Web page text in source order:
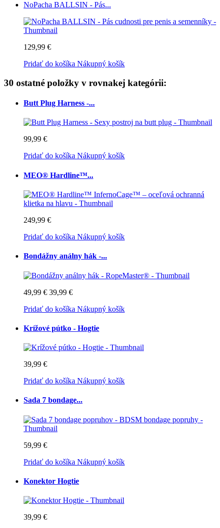
NoPacha BALLSIN - Pás...
129,99 €
Pridať do košíka Nákupný košík
30 ostatné položky v rovnakej kategórii:
Butt Plug Harness -...
99,99 €
Pridať do košíka Nákupný košík
MEO® Hardline™...
249,99 €
Pridať do košíka Nákupný košík
Bondážny análny hák -...
49,99 € 39,99 €
Pridať do košíka Nákupný košík
Krížové pútko - Hogtie
39,99 €
Pridať do košíka Nákupný košík
Sada 7 bondage...
59,99 €
Pridať do košíka Nákupný košík
Konektor Hogtie
39,99 €